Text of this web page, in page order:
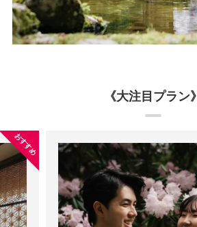
《大注目プラン》
おすすめ